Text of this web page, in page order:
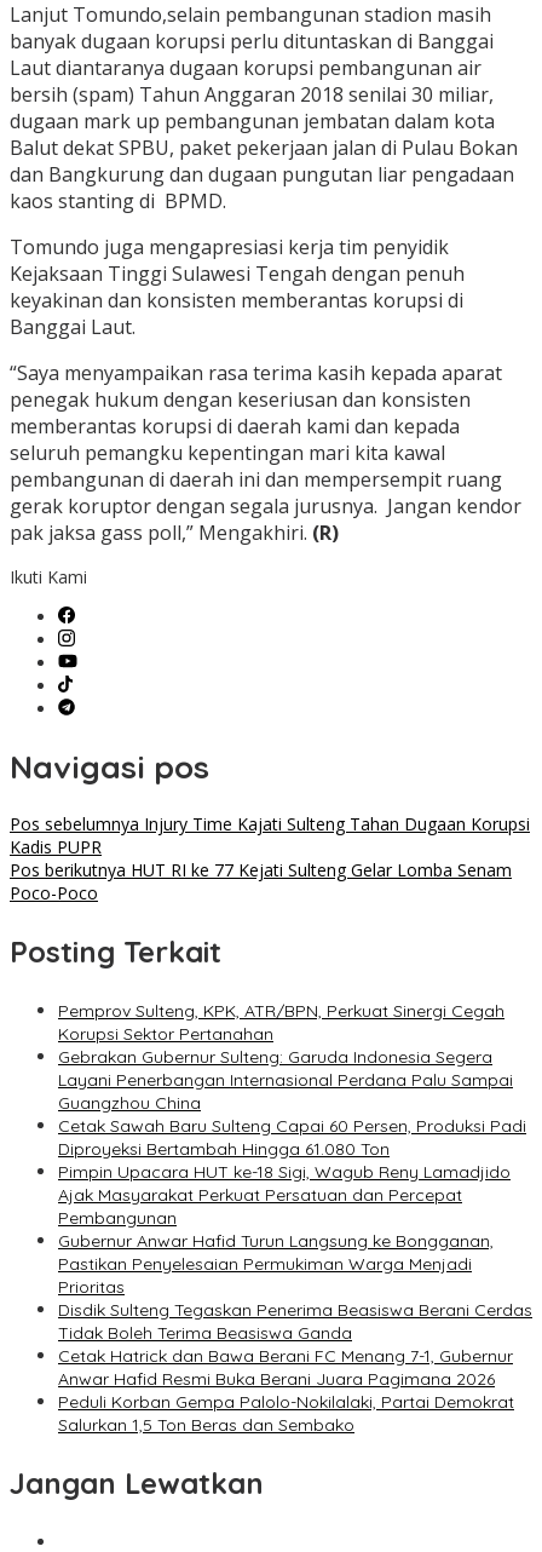
Lanjut Tomundo,selain pembangunan stadion masih
banyak dugaan korupsi perlu dituntaskan di Banggai
Laut diantaranya dugaan korupsi pembangunan air
bersih (spam) Tahun Anggaran 2018 senilai 30 miliar,
dugaan mark up pembangunan jembatan dalam kota
Balut dekat SPBU, paket pekerjaan jalan di Pulau Bokan
dan Bangkurung dan dugaan pungutan liar pengadaan
kaos stanting di BPMD.
Tomundo juga mengapresiasi kerja tim penyidik
Kejaksaan Tinggi Sulawesi Tengah dengan penuh
keyakinan dan konsisten memberantas korupsi di
Banggai Laut.
“Saya menyampaikan rasa terima kasih kepada aparat
penegak hukum dengan keseriusan dan konsisten
memberantas korupsi di daerah kami dan kepada
seluruh pemangku kepentingan mari kita kawal
pembangunan di daerah ini dan mempersempit ruang
gerak koruptor dengan segala jurusnya. Jangan kendor
pak jaksa gass poll,” Mengakhiri. (R)
Ikuti Kami
Navigasi pos
Pos sebelumnya Injury Time Kajati Sulteng Tahan Dugaan Korupsi
Kadis PUPR
Pos berikutnya HUT RI ke 77 Kejati Sulteng Gelar Lomba Senam
Poco-Poco
Posting Terkait
Pemprov Sulteng, KPK, ATR/BPN, Perkuat Sinergi Cegah
Korupsi Sektor Pertanahan
Gebrakan Gubernur Sulteng: Garuda Indonesia Segera
Layani Penerbangan Internasional Perdana Palu Sampai
Guangzhou China
Cetak Sawah Baru Sulteng Capai 60 Persen, Produksi Padi
Diproyeksi Bertambah Hingga 61.080 Ton
Pimpin Upacara HUT ke-18 Sigi, Wagub Reny Lamadjido
Ajak Masyarakat Perkuat Persatuan dan Percepat
Pembangunan
Gubernur Anwar Hafid Turun Langsung ke Bongganan,
Pastikan Penyelesaian Permukiman Warga Menjadi
Prioritas
Disdik Sulteng Tegaskan Penerima Beasiswa Berani Cerdas
Tidak Boleh Terima Beasiswa Ganda
Cetak Hatrick dan Bawa Berani FC Menang 7-1, Gubernur
Anwar Hafid Resmi Buka Berani Juara Pagimana 2026
Peduli Korban Gempa Palolo-Nokilalaki, Partai Demokrat
Salurkan 1,5 Ton Beras dan Sembako
Jangan Lewatkan